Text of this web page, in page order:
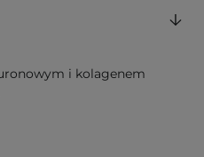
i kolagenem